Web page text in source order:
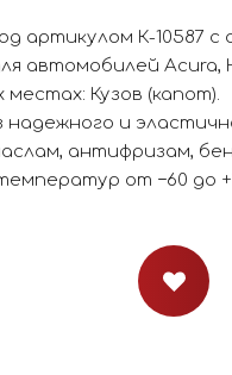
артикулом К-10587 с
автомобилей
Кузов (капот).
и
антифризам,
от −60 до